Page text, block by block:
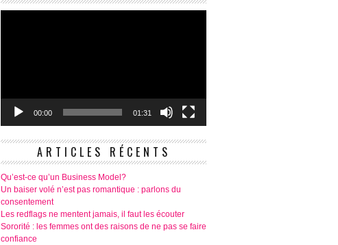
00:00 01:31
ARTICLES RÉCENTS
Qu’est-ce qu’un Business Model?
Un baiser volé n’est pas romantique : parlons du
consentement
Les redflags ne mentent jamais, il faut les écouter
Sororité : les femmes ont des raisons de ne pas se faire
confiance